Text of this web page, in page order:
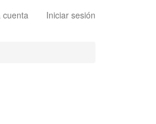
cuenta Iniciar sesión